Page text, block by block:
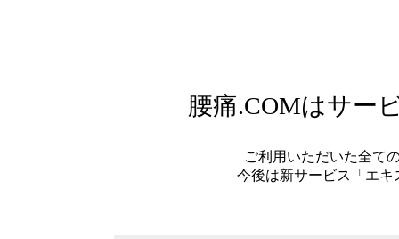
腰痛.COMはサー
ご利用いただいた全て
今後は新サービス「エ